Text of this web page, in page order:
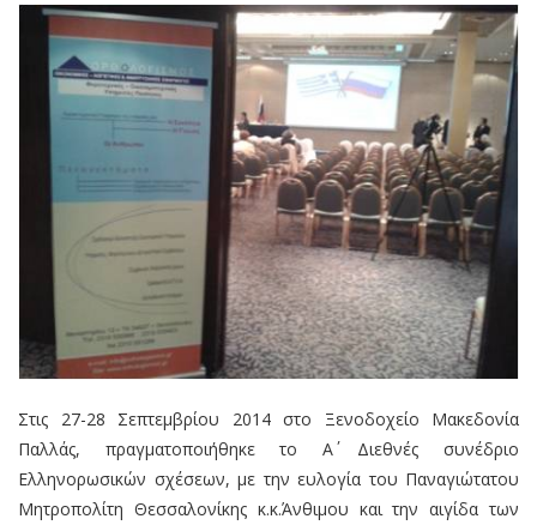
Στις 27-28 Σεπτεμβρίου 2014 στο Ξενοδοχείο Μακεδονία
Παλλάς, πραγματοποιήθηκε το Α΄ Διεθνές συνέδριο
Ελληνορωσικών σχέσεων, με την ευλογία του Παναγιώτατου
Μητροπολίτη Θεσσαλονίκης κ.κ.Άνθιμου και την αιγίδα των